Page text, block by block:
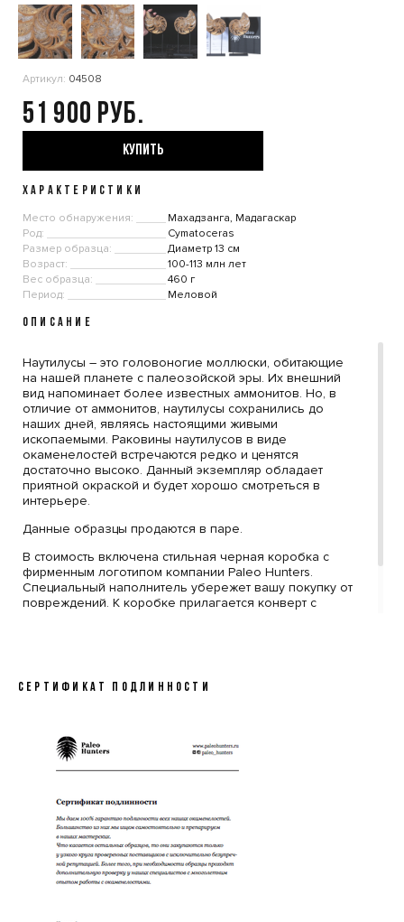
Артикул: 04508
51 900
КУПИТЬ
ХАРАКТЕРИСТИКИ
Место обнаружения:
Махадзанга, Мадагаскар
Род:
Cymatoceras
Размер образца:
Диаметр 13 см
Возраст:
100-113 млн лет
Вес образца:
460 г
Период:
Меловой
ОПИСАНИЕ
Наутилусы – это головоногие моллюски, обитающие
на нашей планете с палеозойской эры. Их внешний
вид напоминает более известных аммонитов. Но, в
отличие от аммонитов, наутилусы сохранились до
наших дней, являясь настоящими живыми
ископаемыми. Раковины наутилусов в виде
окаменелостей встречаются редко и ценятся
достаточно высоко. Данный экземпляр обладает
приятной окраской и будет хорошо смотреться в
интерьере.
Данные образцы продаются в паре.
В стоимость включена стильная черная коробка с
фирменным логотипом компании Paleo Hunters.
Специальный наполнитель убережет вашу покупку от
повреждений. К коробке прилагается конверт с
СЕРТИФИКАТ ПОДЛИННОСТИ